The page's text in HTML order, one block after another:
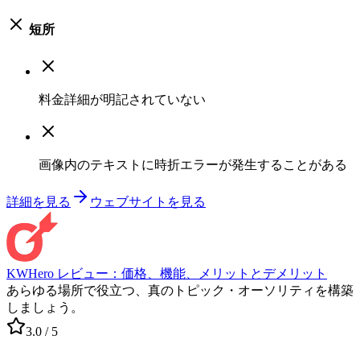
短所
料金詳細が明記されていない
画像内のテキストに時折エラーが発生することがある
詳細を見る ウェブサイトを見る
KWHero レビュー：価格、機能、メリットとデメリット
あらゆる場所で役立つ、真のトピック・オーソリティを構築
しましょう。
3.0 / 5